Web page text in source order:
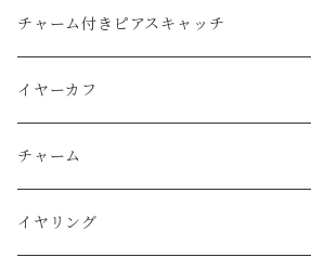
天然石
純銀（925sv・AS935sv）
天然石
k10
真鍮メッキ
天然石
Ｋ14ｇｆ（ゴールドフィルド）
天然石
スワロフスキー
純銀（925sv・AS935sv）
天然石
真鍮メッキ素材
コットンパール
スチール金メッキ素材
チャーム付きピアスキャッチ
K14gf
コットンレース
AS935sv・925sv
その他
イヤーカフ
イヤーカフ
Ｋ14ｇｆ（金張り）
イヤーカフ用チャーム
チャーム
K14gf
イヤリング